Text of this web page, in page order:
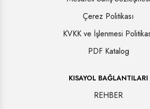
Çerez Politikası
KVKK ve İşlenmesi
PDF Katalog
KISAYOL BAĞLANTILARI
REHBER